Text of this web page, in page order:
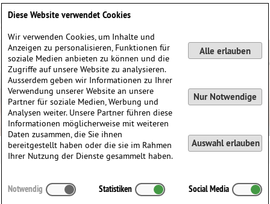
Auguste Vaucorbeil
Vaucorbeil
∗ 15.12.1821 inRouen, Frankreich
Diese Website verwendet Cookies
Wir verwenden Cookies, um Inhalte und
Anzeigen zu personalisieren, Funktionen für
soziale Medien anbieten zu können und die
Zugriffe auf unsere Website zu analysieren.
Ausserdem geben wir Informationen zu Ihrer
Verwendung unserer Website an unsere
Partner für soziale Medien, Werbung und
Analysen weiter. Unsere Partner führen diese
Informationen möglicherweise mit weiteren
Daten zusammen, die Sie ihnen
bereitgestellt haben oder die sie im Rahmen
Ihrer Nutzung der Dienste gesammelt haben.
Alle erlauben
Nur Notwendige
Auswahl erlauben
Notwendig Statistiken Social Media